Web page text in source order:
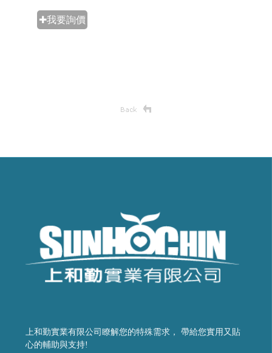
✚我要詢價
上和勤實業有限公司瞭解您的特殊需求， 帶給您實用又貼
心的輔助與支持!